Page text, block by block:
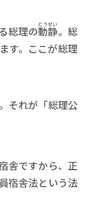
総理の動静
どうせい。総
す。ここが総理
それが「総理公
舎ですから、正
宿舎法という法